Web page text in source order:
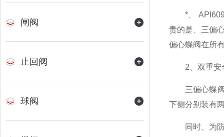
闸阀
止回阀
球阀
*、 API609
贵的是、三偏
偏心蝶阀在所
2、双重安
三偏心蝶阀
下侧分别装有
同时、为防